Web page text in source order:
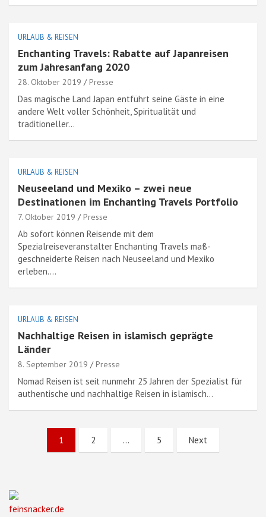
URLAUB & REISEN
Enchanting Travels: Rabatte auf Japanreisen
zum Jahresanfang 2020
28. Oktober 2019 Presse
Das magische Land Japan entführt seine Gäste in eine
andere Welt voller Schönheit, Spiritualität und
traditioneller…
URLAUB & REISEN
Neuseeland und Mexiko – zwei neue
Destinationen im Enchanting Travels Portfolio
7. Oktober 2019 Presse
Ab sofort können Reisende mit dem
Spezialreiseveranstalter Enchanting Travels maß-
geschneiderte Reisen nach Neuseeland und Mexiko
erleben.…
URLAUB & REISEN
Nachhaltige Reisen in islamisch geprägte
Länder
8. September 2019 Presse
Nomad Reisen ist seit nunmehr 25 Jahren der Spezialist für
authentische und nachhaltige Reisen in islamisch…
Seitennummerierung
1 2 … 5 Next
feinsnacker.de